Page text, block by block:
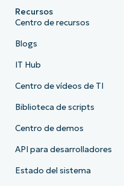
Recursos
Centro de recursos
Blogs
IT Hub
Centro de vídeos de TI
Biblioteca de scripts
Centro de demos
API para desarrolladores
Estado del sistema